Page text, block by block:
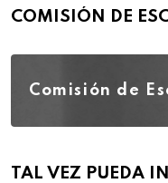
COMISIÓN DE
Comisión de
TAL VEZ PUEDA